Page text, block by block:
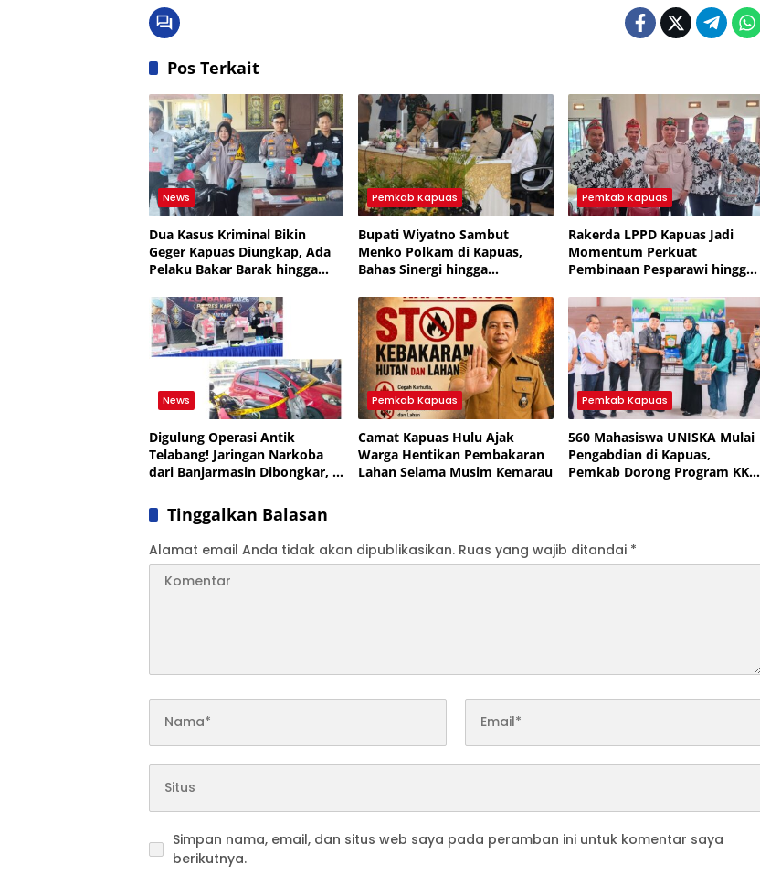
Pos Terkait
News
Dua Kasus Kriminal Bikin
Geger Kapuas Diungkap, Ada
Pelaku Bakar Barak hingga
Pemkab Kapuas
Bupati Wiyatno Sambut
Menko Polkam di Kapuas,
Bahas Sinergi hingga
Pemkab Kapuas
Rakerda LPPD Kapuas Jadi
Momentum Perkuat
Pembinaan Pesparawi hingga
News
Digulung Operasi Antik
Telabang! Jaringan Narkoba
dari Banjarmasin Dibongkar, 8
Pemkab Kapuas
Camat Kapuas Hulu Ajak
Warga Hentikan Pembakaran
Lahan Selama Musim Kemarau
Pemkab Kapuas
560 Mahasiswa UNISKA Mulai
Pengabdian di Kapuas,
Pemkab Dorong Program KKN
Tinggalkan Balasan
Alamat email Anda tidak akan dipublikasikan. Ruas yang wajib ditandai *
Simpan nama, email, dan situs web saya pada peramban ini untuk komentar saya
berikutnya.